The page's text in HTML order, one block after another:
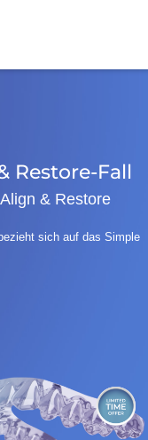
Restore-Fall
& Restore
sich auf das Simple